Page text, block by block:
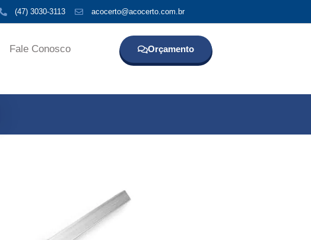
(47) 3030-3113 acocerto@acocerto.com.br
Fale Conosco Orçamento